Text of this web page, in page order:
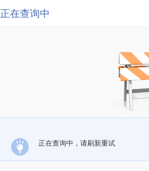
正在查询中
正在查询中，请刷新重试